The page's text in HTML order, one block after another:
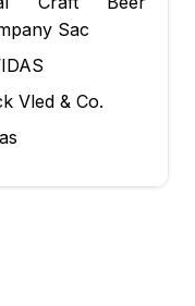
Sac
Vled & Co.